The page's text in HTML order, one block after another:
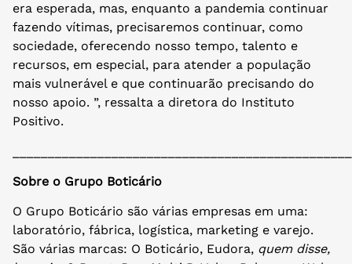
era esperada, mas, enquanto a pandemia continuar
fazendo vítimas, precisaremos continuar, como
sociedade, oferecendo nosso tempo, talento e
recursos, em especial, para atender a população
mais vulnerável e que continuarão precisando do
nosso apoio. ”, ressalta a diretora do Instituto
Positivo.
Sobre o Grupo Boticário
O Grupo Boticário são várias empresas em uma:
laboratório, fábrica, logística, marketing e varejo.
São várias marcas: O Boticário, Eudora, quem disse,